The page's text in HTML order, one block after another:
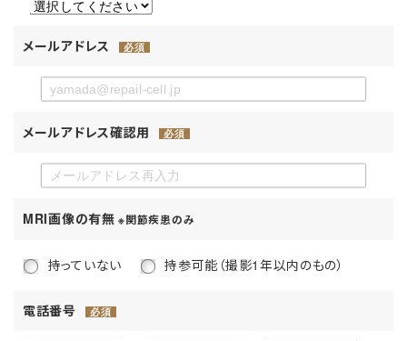
メールアドレス 必須
メールアドレス確認用 必須
MRI画像の有無 ※関節疾患のみ
持っていない 持参可能（撮影1年以内のもの）
電話番号 必須